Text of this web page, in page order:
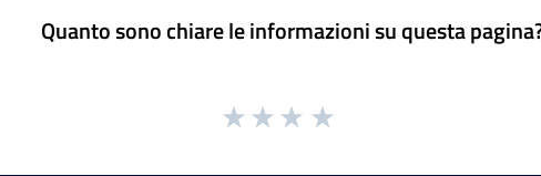
Quanto sono chiare le informazioni su questa